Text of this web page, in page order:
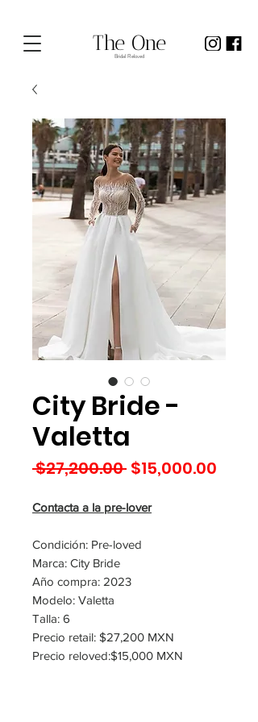
The One
Bridal Reloved
City Bride -
Valetta
$27,200.00 Precio
$15,000.00
Contacta a la pre-lover
Condición: Pre-loved
Marca: City Bride
Año compra: 2023
Modelo: Valetta
Talla: 6
Precio retail: $27,200 MXN
Precio reloved:$15,000 MXN